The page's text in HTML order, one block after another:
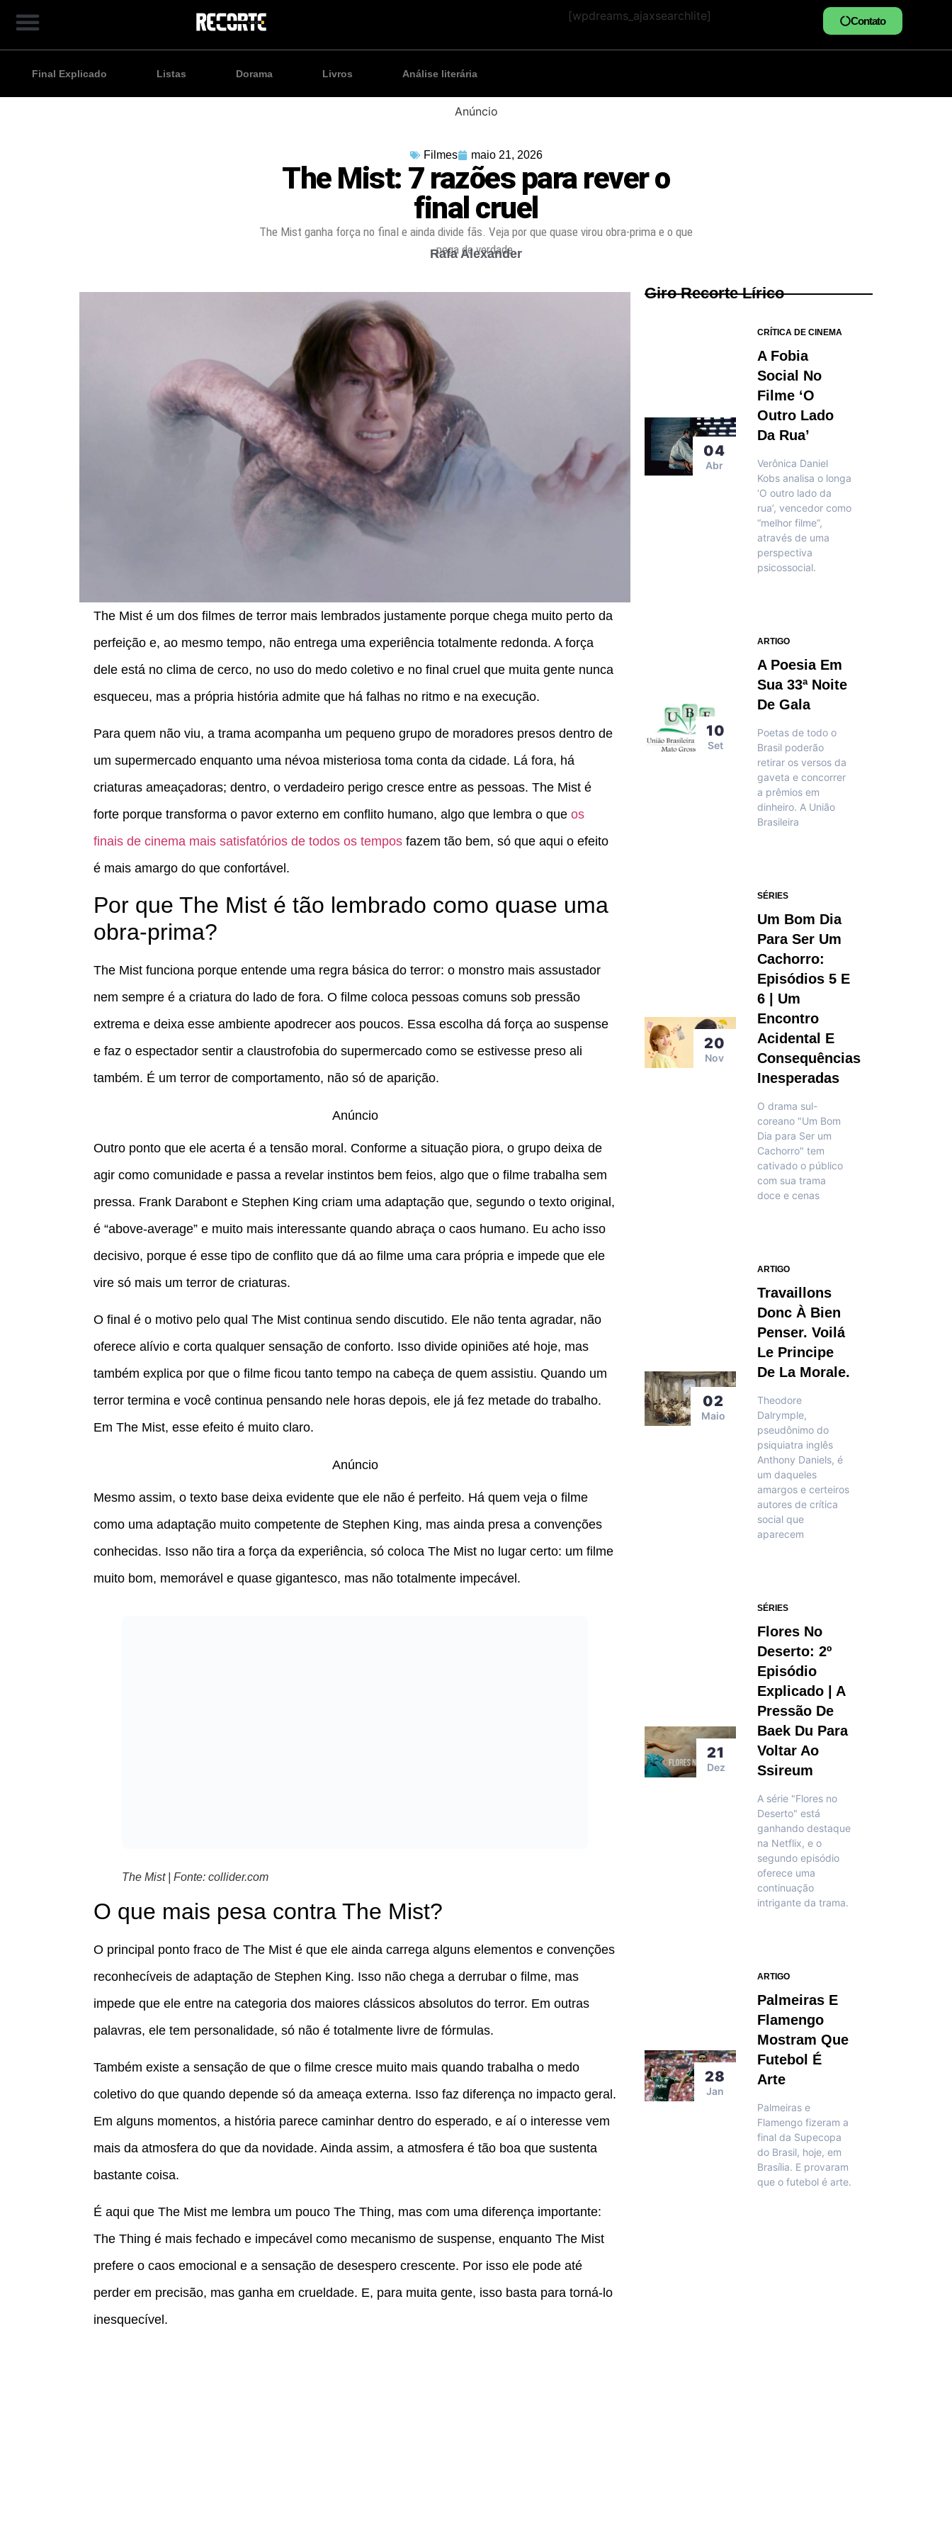
[wpdreams_ajaxsearchlite] Contato
Final Explicado Listas Dorama Livros Análise literária
Anúncio
Filmes maio 21, 2026
The Mist: 7 razões para rever o
final cruel
The Mist ganha força no final e ainda divide fãs. Veja por que quase virou obra-prima e o que
pega de verdade.
Rafa Alexander
The Mist é um dos filmes de terror mais lembrados justamente porque chega muito perto da
perfeição e, ao mesmo tempo, não entrega uma experiência totalmente redonda. A força
dele está no clima de cerco, no uso do medo coletivo e no final cruel que muita gente nunca
esqueceu, mas a própria história admite que há falhas no ritmo e na execução.
Para quem não viu, a trama acompanha um pequeno grupo de moradores presos dentro de
um supermercado enquanto uma névoa misteriosa toma conta da cidade. Lá fora, há
criaturas ameaçadoras; dentro, o verdadeiro perigo cresce entre as pessoas. The Mist é
forte porque transforma o pavor externo em conflito humano, algo que lembra o que os
finais de cinema mais satisfatórios de todos os tempos fazem tão bem, só que aqui o efeito
é mais amargo do que confortável.
Por que The Mist é tão lembrado como quase uma
obra-prima?
The Mist funciona porque entende uma regra básica do terror: o monstro mais assustador
nem sempre é a criatura do lado de fora. O filme coloca pessoas comuns sob pressão
extrema e deixa esse ambiente apodrecer aos poucos. Essa escolha dá força ao suspense
e faz o espectador sentir a claustrofobia do supermercado como se estivesse preso ali
também. É um terror de comportamento, não só de aparição.
Anúncio
Outro ponto que ele acerta é a tensão moral. Conforme a situação piora, o grupo deixa de
agir como comunidade e passa a revelar instintos bem feios, algo que o filme trabalha sem
pressa. Frank Darabont e Stephen King criam uma adaptação que, segundo o texto original,
é “above-average” e muito mais interessante quando abraça o caos humano. Eu acho isso
decisivo, porque é esse tipo de conflito que dá ao filme uma cara própria e impede que ele
vire só mais um terror de criaturas.
O final é o motivo pelo qual The Mist continua sendo discutido. Ele não tenta agradar, não
oferece alívio e corta qualquer sensação de conforto. Isso divide opiniões até hoje, mas
também explica por que o filme ficou tanto tempo na cabeça de quem assistiu. Quando um
terror termina e você continua pensando nele horas depois, ele já fez metade do trabalho.
Em The Mist, esse efeito é muito claro.
Anúncio
Mesmo assim, o texto base deixa evidente que ele não é perfeito. Há quem veja o filme
como uma adaptação muito competente de Stephen King, mas ainda presa a convenções
conhecidas. Isso não tira a força da experiência, só coloca The Mist no lugar certo: um filme
muito bom, memorável e quase gigantesco, mas não totalmente impecável.
The Mist | Fonte: collider.com
O que mais pesa contra The Mist?
O principal ponto fraco de The Mist é que ele ainda carrega alguns elementos e convenções
reconhecíveis de adaptação de Stephen King. Isso não chega a derrubar o filme, mas
impede que ele entre na categoria dos maiores clássicos absolutos do terror. Em outras
palavras, ele tem personalidade, só não é totalmente livre de fórmulas.
Também existe a sensação de que o filme cresce muito mais quando trabalha o medo
coletivo do que quando depende só da ameaça externa. Isso faz diferença no impacto geral.
Em alguns momentos, a história parece caminhar dentro do esperado, e aí o interesse vem
mais da atmosfera do que da novidade. Ainda assim, a atmosfera é tão boa que sustenta
bastante coisa.
É aqui que The Mist me lembra um pouco The Thing, mas com uma diferença importante:
The Thing é mais fechado e impecável como mecanismo de suspense, enquanto The Mist
prefere o caos emocional e a sensação de desespero crescente. Por isso ele pode até
perder em precisão, mas ganha em crueldade. E, para muita gente, isso basta para torná-lo
inesquecível.
Giro Recorte Lírico
04
Abr
CRÍTICA DE CINEMA
A Fobia
Social No
Filme ‘O
Outro Lado
Da Rua’
Verônica Daniel
Kobs analisa o longa
‘O outro lado da
rua’, vencedor como
“melhor filme”,
através de uma
perspectiva
psicossocial.
10
Set
ARTIGO
A Poesia Em
Sua 33ª Noite
De Gala
Poetas de todo o
Brasil poderão
retirar os versos da
gaveta e concorrer
a prêmios em
dinheiro. A União
Brasileira
20
Nov
SÉRIES
Um Bom Dia
Para Ser Um
Cachorro:
Episódios 5 E
6 | Um
Encontro
Acidental E
Consequências
Inesperadas
O drama sul-
coreano "Um Bom
Dia para Ser um
Cachorro" tem
cativado o público
com sua trama
doce e cenas
02
Maio
ARTIGO
Travaillons
Donc À Bien
Penser. Voilá
Le Principe
De La Morale.
Theodore
Dalrymple,
pseudônimo do
psiquiatra inglês
Anthony Daniels, é
um daqueles
amargos e certeiros
autores de crítica
social que
aparecem
21
Dez
SÉRIES
Flores No
Deserto: 2º
Episódio
Explicado | A
Pressão De
Baek Du Para
Voltar Ao
Ssireum
A série "Flores no
Deserto" está
ganhando destaque
na Netflix, e o
segundo episódio
oferece uma
continuação
intrigante da trama.
28
Jan
ARTIGO
Palmeiras E
Flamengo
Mostram Que
Futebol É
Arte
Palmeiras e
Flamengo fizeram a
final da Supecopa
do Brasil, hoje, em
Brasília. E provaram
que o futebol é arte.